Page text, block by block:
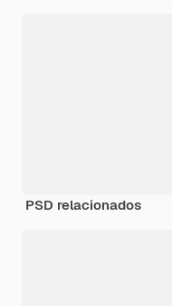
PSD relacionados